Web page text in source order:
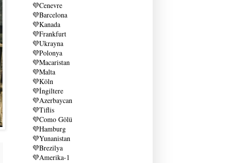
💜Cenevre
💜Barcelona
💜Kanada
💜Frankfurt
💜Ukrayna
💜Polonya
💜Macaristan
💜Malta
💜Köln
💜İngiltere
💜Azerbaycan
💜Tiflis
💜Como Gölü
💜Hamburg
💜Yunanistan
💜Brezilya
💜Amerika-1